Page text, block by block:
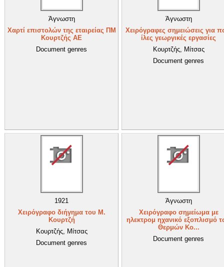
Άγνωστη
Χαρτί επιστολών της εταιρείας ΠΜ
Κουρτζής ΑΕ
Document genres
Άγνωστη
Χειρόγραφες σημειώσεις για
ίλες γεωργικές εργασίες
Κουρτζής, Μίτσας
Document genres
1921
Χειρόγραφο διήγημα του Μ.
Κουρτζή
Κουρτζής, Μίτσας
Document genres
Άγνωστη
Χειρόγραφο σημείωμα με
ηλεκτρομ ηχανικό εξοπλισμό
Θερμών Κο...
Document genres